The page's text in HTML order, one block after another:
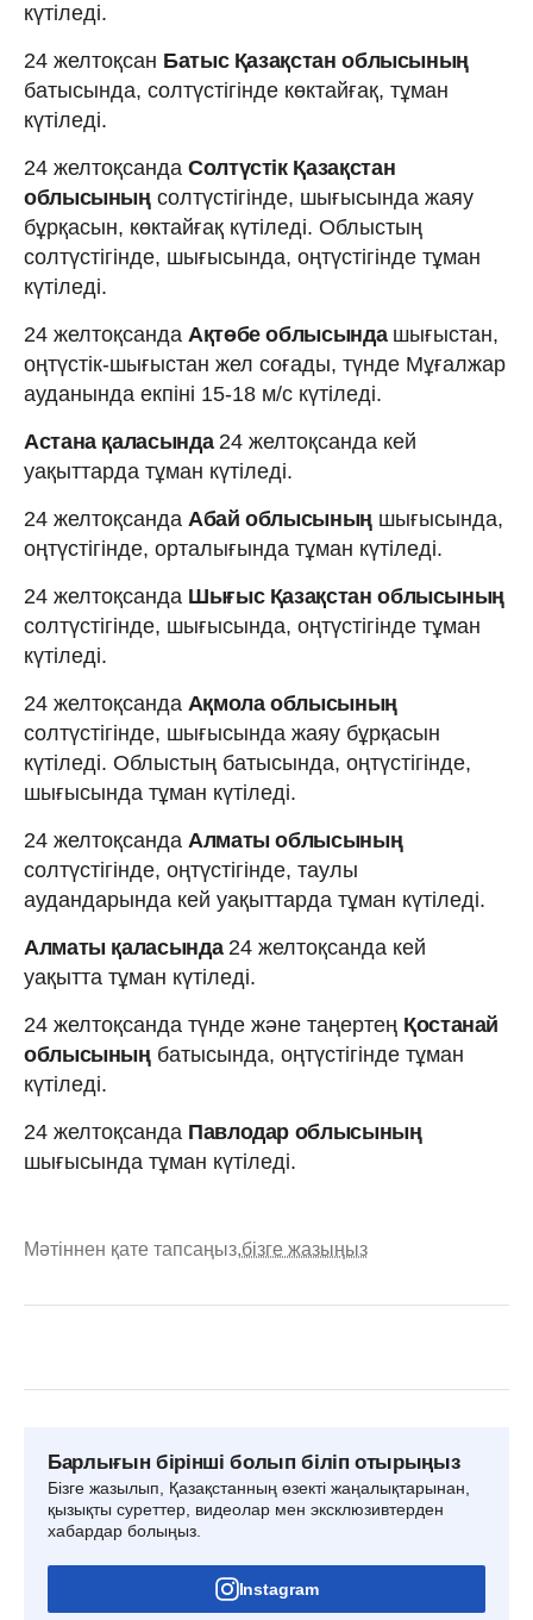
күтіледі.
24 желтоқсан Батыс Қазақстан облысының
батысында, солтүстігінде көктайғақ, тұман
күтіледі.
24 желтоқсанда Солтүстік Қазақстан
облысыныңсолтүстігінде, шығысында жаяу
бұрқасын, көктайғақ күтіледі. Облыстың
солтүстігінде, шығысында, оңтүстігінде тұман
күтіледі.
24 желтоқсанда Ақтөбе облысындашығыстан,
оңтүстік-шығыстан жел соғады, түнде Мұғалжар
ауданында екпіні 15-18 м/с күтіледі.
Астана қаласында24 желтоқсанда кей
уақыттарда тұман күтіледі.
24 желтоқсанда Абай облысыныңшығысында,
оңтүстігінде, орталығында тұман күтіледі.
24 желтоқсанда Шығыс Қазақстан облысының
солтүстігінде, шығысында, оңтүстігінде тұман
күтіледі.
24 желтоқсанда Ақмола облысының
солтүстігінде, шығысында жаяу бұрқасын
күтіледі. Облыстың батысында, оңтүстігінде,
шығысында тұман күтіледі.
24 желтоқсанда Алматы облысының
солтүстігінде, оңтүстігінде, таулы
аудандарында кей уақыттарда тұман күтіледі.
Алматы қаласында24 желтоқсанда кей
уақытта тұман күтіледі.
24 желтоқсанда түнде және таңертең Қостанай
облысыныңбатысында, оңтүстігінде тұман
күтіледі.
24 желтоқсанда Павлодар облысының
шығысында тұман күтіледі.
Мәтіннен қате тапсаңыз,бізге жазыңыз
Барлығын бірінші болып біліп отырыңыз
Бізге жазылып, Қазақстанның өзекті жаңалықтарынан,
қызықты суреттер, видеолар мен эксклюзивтерден
хабардар болыңыз.
Instagram